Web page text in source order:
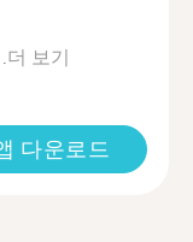
더 보기
다운로드